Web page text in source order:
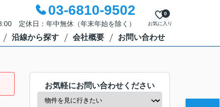
03-6810-9502
定休日：年中無休（年末年始を除く） お気に入り
0
沿線から探す 会社概要 お問い合わせ
お気軽にお問い合わせください